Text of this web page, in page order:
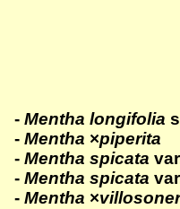
- Mentha longifolia
- Mentha ×piperita
- Mentha spicata
- Mentha spicata
- Mentha ×